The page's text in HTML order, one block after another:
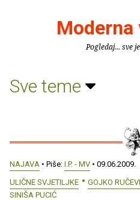
Moderna
Pogledaj... sve
Sve teme
NAJAVA • Piše: I.P. - MV • 09.06.2009.
ULIČNE SVJETILJKE
GOJKO
SINIŠA PUCIĆ